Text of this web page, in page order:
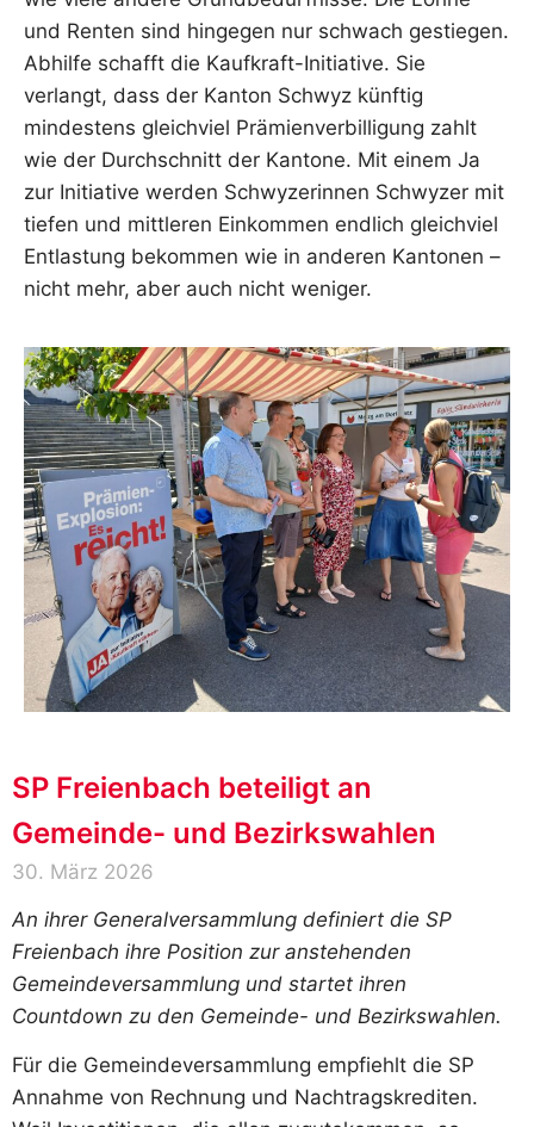
und Renten sind hingegen nur schwach gestiegen.
Abhilfe schafft die Kaufkraft-Initiative. Sie
verlangt, dass der Kanton Schwyz künftig
mindestens gleichviel Prämienverbilligung zahlt
wie der Durchschnitt der Kantone. Mit einem Ja
zur Initiative werden Schwyzerinnen Schwyzer mit
tiefen und mittleren Einkommen endlich gleichviel
Entlastung bekommen wie in anderen Kantonen –
nicht mehr, aber auch nicht weniger.
SP Freienbach beteiligt an
Gemeinde- und Bezirkswahlen
30. März 2026
An ihrer Generalversammlung definiert die SP
Freienbach ihre Position zur anstehenden
Gemeindeversammlung und startet ihren
Countdown zu den Gemeinde- und Bezirkswahlen.
Für die Gemeindeversammlung empfiehlt die SP
Annahme von Rechnung und Nachtragskrediten.